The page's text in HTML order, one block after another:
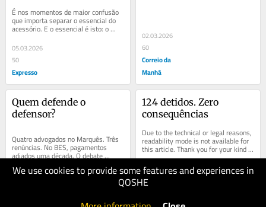
We use cookies to provide some features and experiences in
QOSHE
É nos momentos de maior confusão
que importa separar o essencial do
acessório. E o essencial é isto: o
05.03.2026
50
Expresso
02.03.2026
60
Correio da
Manhã
Quem defende o
defensor?
Quatro advogados no Marquês. Três
renúncias. No BES, pagamentos
adiados uma década. O debate
centra-se em quem foge. A pergunta
certa é outra:...
124 detidos. Zero
consequências
Due to the technical or legal reasons,
readability mode is not available for
this article. Thank you for your kind
understanding.
23.02.2026
50